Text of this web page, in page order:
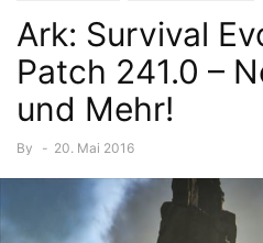
Ark: Survival
Patch 241.0 –
und Mehr!
By - 20. Mai 2016